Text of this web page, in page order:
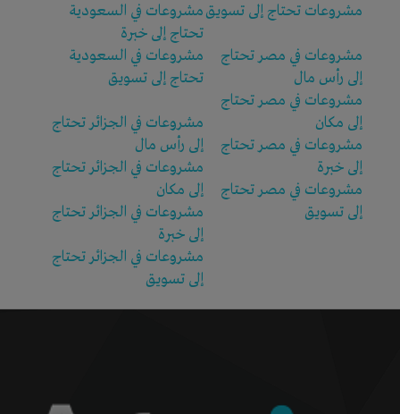
مشروعات تحتاج إلى تسويق
مشروعات في مصر تحتاج
إلى رأس مال
مشروعات في مصر تحتاج
إلى مكان
مشروعات في مصر تحتاج
إلى خبرة
مشروعات في مصر تحتاج
إلى تسويق
مشروعات في السعودية
تحتاج إلى خبرة
مشروعات في السعودية
تحتاج إلى تسويق
مشروعات في الجزائر تحتاج
إلى رأس مال
مشروعات في الجزائر تحتاج
إلى مكان
مشروعات في الجزائر تحتاج
إلى خبرة
مشروعات في الجزائر تحتاج
إلى تسويق